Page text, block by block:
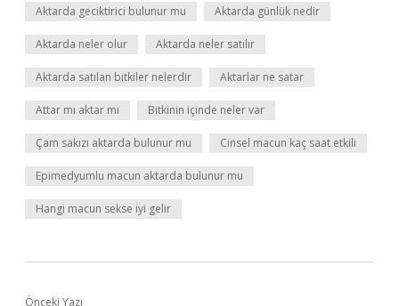
Aktarda geciktirici bulunur mu Aktarda günlük nedir
Aktarda neler olur Aktarda neler satılır
Aktarda satılan bitkiler nelerdir Aktarlar ne satar
Attar mı aktar mı Bitkinin içinde neler var
Çam sakızı aktarda bulunur mu Cinsel macun kaç saat etkili
Epimedyumlu macun aktarda bulunur mu
Hangi macun sekse iyi gelir
Önceki Yazı